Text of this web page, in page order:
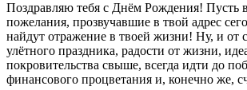
Поздравляю тебя с Днём Рождения! Пусть
пожелания, прозвучавшие в твой адрес
найдут отражение в твоей жизни! Ну, и от
улётного праздника, радости от жизни,
покровительства свыше, всегда идти до
финансового процветания и, конечно же,